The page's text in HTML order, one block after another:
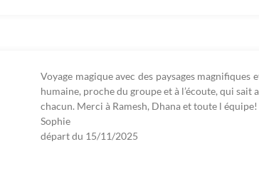
Voyage magique avec des paysages
humaine, proche du groupe et à l’écoute, qui
chacun. Merci à Ramesh, Dhana et toute l équipe!
Sophie
départ du 15/11/2025